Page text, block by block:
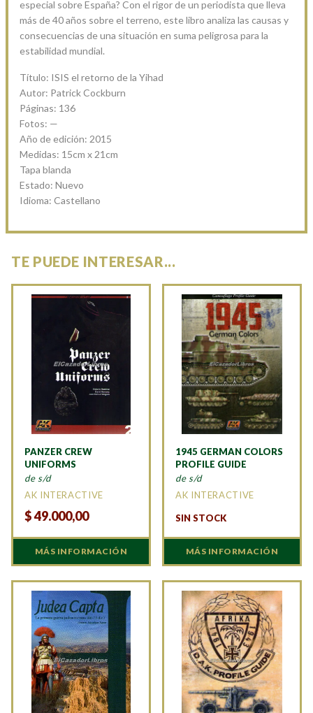
especial sobre España? Con el rigor de un periodista que lleva
más de 40 años sobre el terreno, este libro analiza las causas y
consecuencias de una situación en suma peligrosa para la
estabilidad mundial.
Título: ISIS el retorno de la Yihad
Autor: Patrick Cockburn
Páginas: 136
Fotos: —
Año de edición: 2015
Medidas: 15cm x 21cm
Tapa blanda
Estado: Nuevo
Idioma: Castellano
TE PUEDE INTERESAR...
PANZER CREW
UNIFORMS
de s/d
AK INTERACTIVE
$49.000,00
MÁS INFORMACIÓN
1945 GERMAN COLORS
PROFILE GUIDE
de s/d
AK INTERACTIVE
SIN STOCK
MÁS INFORMACIÓN